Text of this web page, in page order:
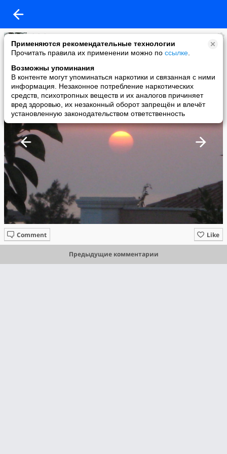
Применяются рекомендательные технологии
Прочитать правила их применении можно по ссылке
Возможны упоминания
В контенте могут упоминаться наркотики и связанная с ними
информация. Незаконное потребление наркотических
средств, психотропных веществ и их аналогов причиняет
вред здоровью, их незаконный оборот запрещён и влечёт
установленную законодательством ответственность
dolphin
added a photo
02 Apr в 15:40
Like
Comment
Предыдущие комментарии